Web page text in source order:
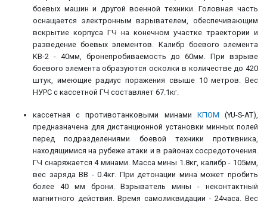
боевых машин и другой военной техники. Головная часть
оснащается электронным взрывателем, обеспечивающим
вскрытие корпуса ГЧ на конечном участке траектории и
разведение боевых элементов. Калибр боевого элемента
KB-2 - 40мм, бронепробиваемость до 60мм. При взрыве
боевого элемента образуются осколки в количестве до 420
штук, имеющие радиус поражения свыше 10 метров. Вес
НУРС с кассетной ГЧ составляет 67.1кг.
кассетная с противотанковыми минами КПОМ (YU-S-AT),
предназначена для дистанционной установки минных полей
перед подразделениями боевой техники противника,
находящимися на рубеже атаки и в районах сосредоточения.
ГЧ снаряжается 4 минами. Масса мины 1.8кг, калибр - 105мм,
вес заряда ВВ - 0.4кг. При детонации мина может пробить
более 40 мм брони. Взрыватель мины - неконтактный
магнитного действия. Время самоликвидации - 24часа. Вес